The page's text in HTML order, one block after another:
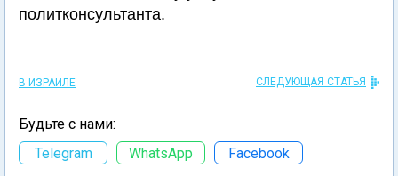
политконсультанта.
В ИЗРАИЛЕ СЛЕДУЮЩАЯ СТАТЬЯ
Будьте с нами:
Telegram
WhatsApp Facebook